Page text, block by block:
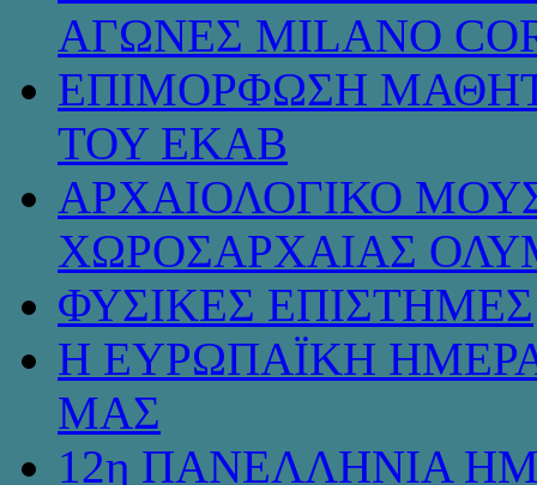
ΑΓΩΝΕΣ MILANO
ΕΠΙΜΟΡΦΩΣΗ
ΤΟΥ ΕΚΑΒ
ΑΡΧΑΙΟΛΟΓΙΚΟ
ΧΩΡΟΣΑΡΧΑΙΑΣ
ΦΥΣΙΚΕΣ ΕΠΙΣΤΗΜΕΣ
Η ΕΥΡΩΠΑΪΚΗ
ΜΑΣ
12η ΠΑΝΕΛΛΗΝΙΑ